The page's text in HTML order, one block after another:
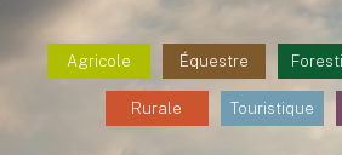
Agricole Équestre
Rurale Touristique